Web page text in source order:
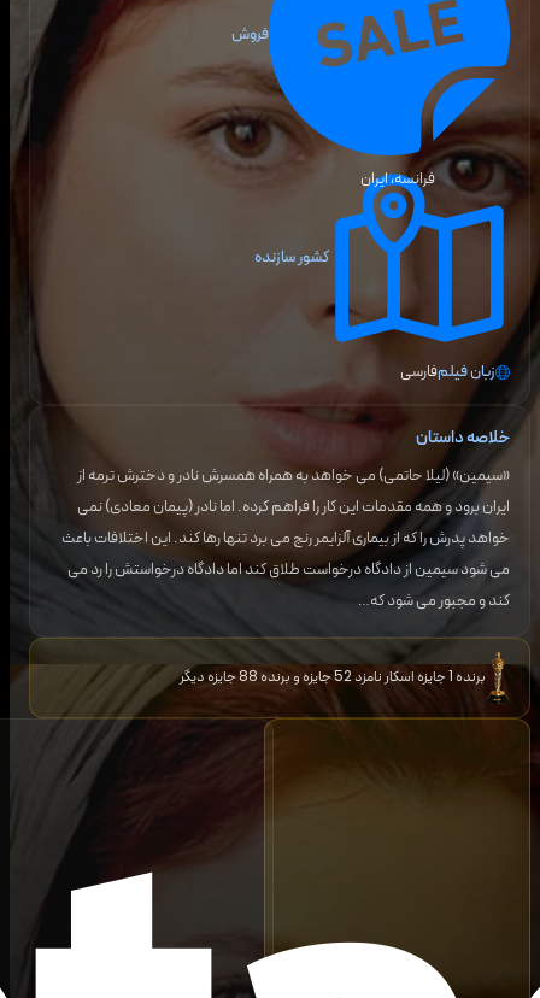
فروش
کشور سازنده
فرانسه، ایران
زبان فیلمفارسی
خلاصه داستان
«سیمین» (لیلا حاتمی) می خواهد به همراه همسرش نادر و دخترش ترمه از
ایران برود و همه مقدمات این کار را فراهم کرده. اما نادر (پیمان معادی) نمی
خواهد پدرش را که از بیماری آلزایمر رنج می برد تنها رها کند. این اختلافات باعث
می شود سیمین از دادگاه درخواست طلاق کند اما دادگاه درخواستش را رد می
کند و مجبور می شود که…
برنده 1 جایزه اسکار نامزد 52 جایزه و برنده 88 جایزه دیگر